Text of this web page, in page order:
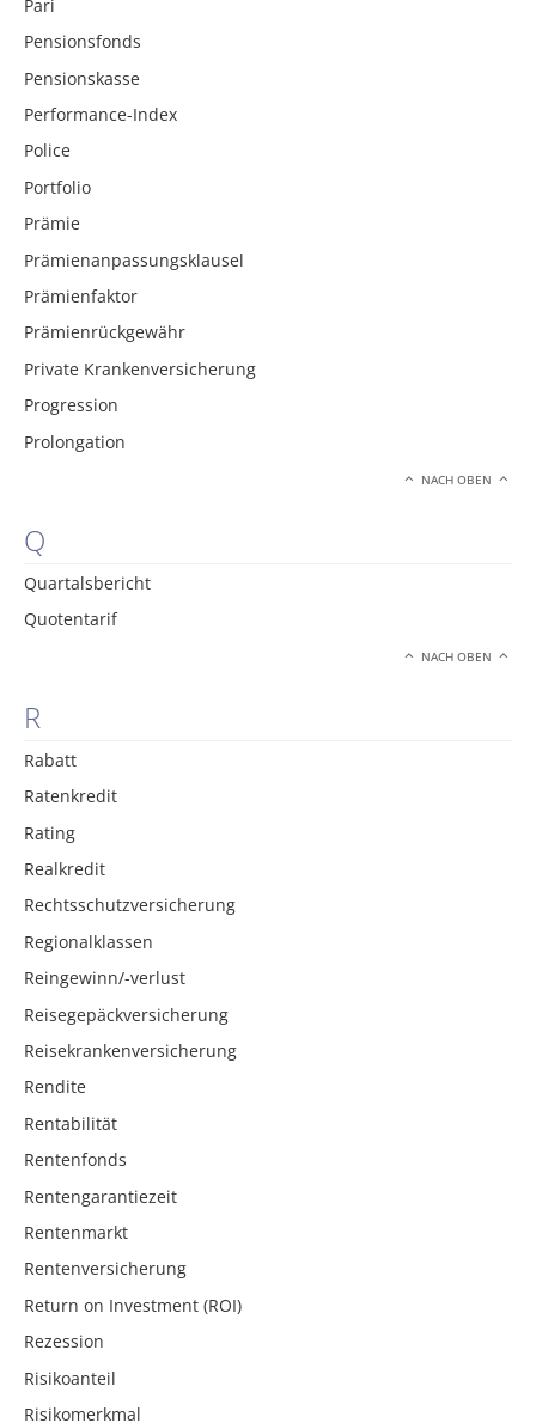
Pari
Pensionsfonds
Pensionskasse
Performance-Index
Police
Portfolio
Prämie
Prämienanpassungsklausel
Prämienfaktor
Prämienrückgewähr
Private Krankenversicherung
Progression
Prolongation
NACH OBEN
Q
Quartalsbericht
Quotentarif
NACH OBEN
R
Rabatt
Ratenkredit
Rating
Realkredit
Rechtsschutzversicherung
Regionalklassen
Reingewinn/-verlust
Reisegepäckversicherung
Reisekrankenversicherung
Rendite
Rentabilität
Rentenfonds
Rentengarantiezeit
Rentenmarkt
Rentenversicherung
Return on Investment (ROI)
Rezession
Risikoanteil
Risikomerkmal